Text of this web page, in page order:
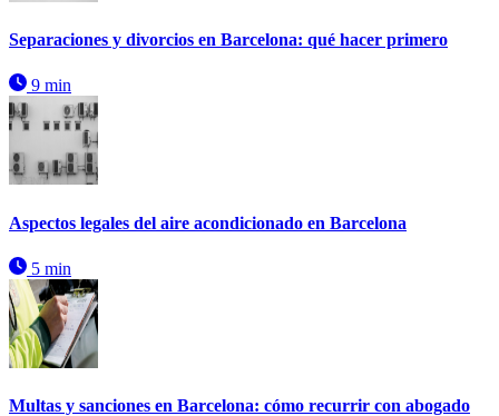
Separaciones y divorcios en Barcelona: qué hacer primero
9 min
Aspectos legales del aire acondicionado en Barcelona
5 min
Multas y sanciones en Barcelona: cómo recurrir con abogado